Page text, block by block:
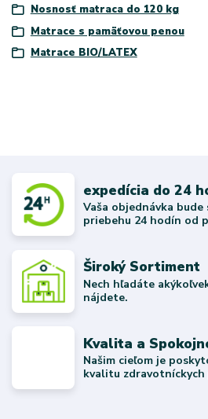
Nosnosť matraca do 120 kg
Matrace s pamäťovou penou
Matrace BIO/LATEX
expedícia do 24
Vaša objednávka
priebehu 24 hodín od
Široký Sortiment
Nech hľadáte
nájdete.
Kvalita a
Našim cieľom je
kvalitu zdravotníckych